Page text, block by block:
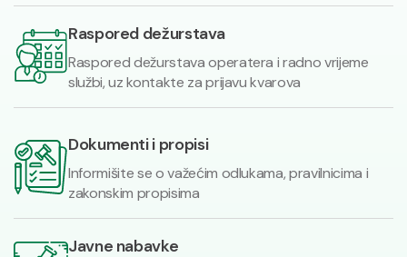
Raspored dežurstava
Raspored dežurstava operatera i radno vrijeme
službi, uz kontakte za prijavu kvarova
Dokumenti i propisi
Informišite se o važećim odlukama, pravilnicima i
zakonskim propisima
Javne nabavke